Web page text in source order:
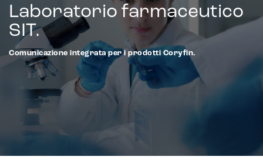
Laboratorio farmaceutico
SIT.
Comunicazione integrata per i prodotti Coryfin.